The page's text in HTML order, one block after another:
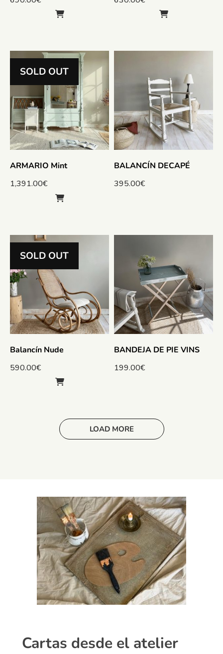
SOLD OUT
ARMARIO Mint
1,391.00€
BALANCÍN DECAPÉ
395.00€
SOLD OUT
Balancín Nude
590.00€
BANDEJA DE PIE VINS
199.00€
LOAD MORE
Cartas desde el atelier